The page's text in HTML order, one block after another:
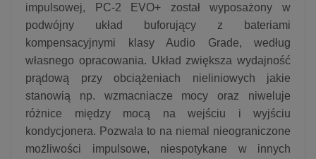
impulsowej, PC-2 EVO+ został wyposażony w
podwójny układ buforujący z bateriami
kompensacyjnymi klasy Audio Grade, według
własnego opracowania. Układ zwiększa wydajność
prądową przy obciążeniach nieliniowych jakie
stanowią np. wzmacniacze mocy oraz niweluje
różnice między mocą na wejściu i wyjściu
kondycjonera. Pozwala to na niemal nieograniczone
możliwości impulsowe, niespotykane w innych